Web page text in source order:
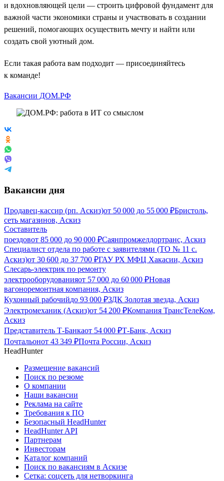
и вдохновляющей цели — строить цифровой фундамент для
важной части экономики страны и участвовать в создании
решений, помогающих осуществить мечту и найти или
создать свой уютный дом.
Если такая работа вам подходит — присоединяйтесь
к команде!
Вакансии ДОМ.РФ
Вакансии дня
Продавец-кассир (рп. Аскиз)от 50 000 до 55 000 ₽Бристоль,
сеть магазинов, Аскиз
Составитель
поездовот 85 000 до 90 000 ₽Саянпромжелдортранс, Аскиз
Специалист отдела по работе с заявителями (ТО № 11 с.
Аскиз)от 30 600 до 37 700 ₽ГАУ РХ МФЦ Хакасии, Аскиз
Слесарь-электрик по ремонту
электрооборудованияот 57 000 до 60 000 ₽Новая
вагоноремонтная компания, Аскиз
Кухонный рабочийдо 93 000 ₽ЗДК Золотая звезда, Аскиз
Электромеханик (Аскиз)от 54 200 ₽Компания ТрансТелеКом,
Аскиз
Представитель Т-Банкаот 54 000 ₽Т-Банк, Аскиз
Почтальонот 43 349 ₽Почта России, Аскиз
HeadHunter
Размещение вакансий
Поиск по резюме
О компании
Наши вакансии
Реклама на сайте
Требования к ПО
Безопасный HeadHunter
HeadHunter API
Партнерам
Инвесторам
Каталог компаний
Поиск по вакансиям в Аскизе
Сетка: соцсеть для нетворкинга